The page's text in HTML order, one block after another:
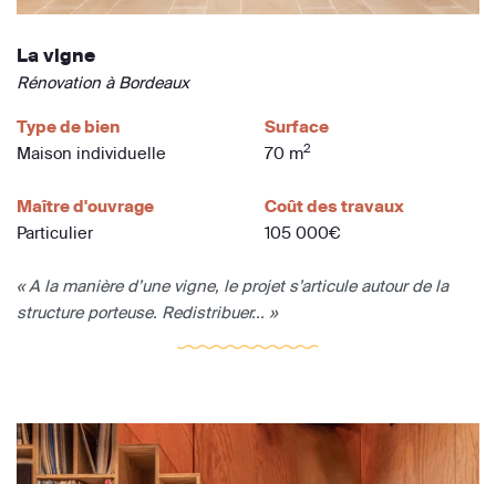
La vigne
Rénovation à Bordeaux
Type de bien
Maison individuelle
Surface
70 m2
Maître d'ouvrage
Particulier
Coût des travaux
105 000€
« A la manière d’une vigne, le projet s’articule autour de la
structure porteuse. Redistribuer... »